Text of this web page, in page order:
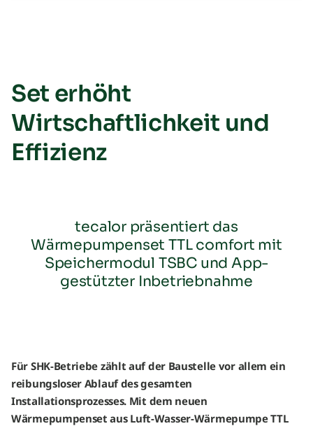
Set erhöht
Wirtschaftlichkeit und
Effizienz
tecalor präsentiert das
Wärmepumpenset TTL comfort mit
Speichermodul TSBC und App-
gestützter Inbetriebnahme
Für SHK-Betriebe zählt auf der Baustelle vor allem ein
reibungsloser Ablauf des gesamten
Installationsprozesses. Mit dem neuen
Wärmepumpenset aus Luft-Wasser-Wärmepumpe TTL